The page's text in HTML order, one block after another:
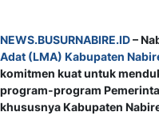
NEWS.BUSURNABIRE.ID–
Adat (LMA) Kabupaten
komitmen kuat untuk
program-program
khususnya Kabupaten